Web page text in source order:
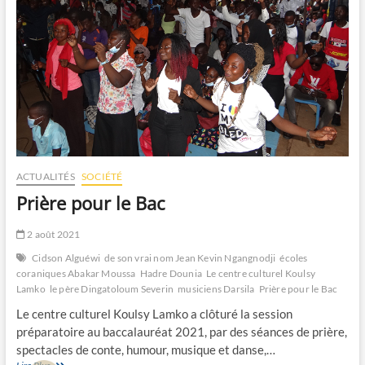
ACTUALITÉS SOCIÉTÉ
Prière pour le Bac
2 août 2021
Cidson Alguéwi de son vrai nom Jean Kevin Ngangnodji écoles
coraniques Abakar Moussa Hadre Dounia Le centre culturel Koulsy
Lamko le père Dingatoloum Severin musiciens Darsila Prière pour le Bac
Le centre culturel Koulsy Lamko a clôturé la session
préparatoire au baccalauréat 2021, par des séances de prière,
spectacles de conte, humour, musique et danse,…